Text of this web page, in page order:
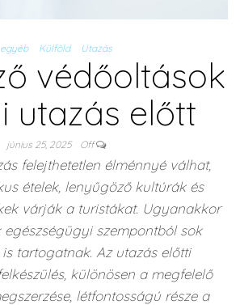
egyéb Külföld Utazás
védőoltások
utazás előtt
június 25, 2025 Off
felejthetetlen élménnyé válhat,
ételek, lenyűgöző kultúrák és
várják a turistákat. Ugyanakkor
egészségügyi szempontból sok
tartogatnak. Az utazás előtti
különösen a megfelelő
létfontosságú része a